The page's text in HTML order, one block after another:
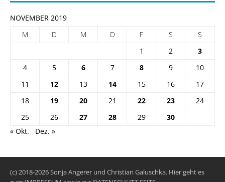
NOVEMBER 2019
M
D M D F S
S
1
2
3
4
5 6 7 8 9
10
11
12 13 14 15 16
17
18
19 20 21 22 23
24
25
26 27 28 29
30
« Okt.
Dez. »
(c) 2018-2026 Sonja Angerer und Christian Galuschka. Hier geht es